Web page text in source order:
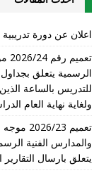
اعلان عن دورة تدريبية
الرسمية يتعلق
ولغاية نهاية العام الدراسي 2025-2026 ومن ضمنها
تعميم
والمدارس الفنية
يتعلق بارسال التقارير